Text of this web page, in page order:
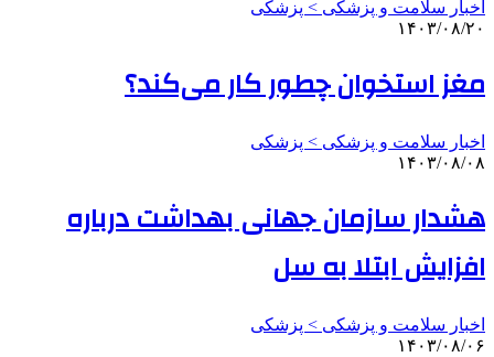
اخبار سلامت و پزشکی > پزشکی
۱۴۰۳/۰۸/۲۰
مغز استخوان چطور کار می‌کند؟
اخبار سلامت و پزشکی > پزشکی
۱۴۰۳/۰۸/۰۸
هشدار سازمان جهانی بهداشت درباره
افزایش ابتلا به سل
اخبار سلامت و پزشکی > پزشکی
۱۴۰۳/۰۸/۰۶